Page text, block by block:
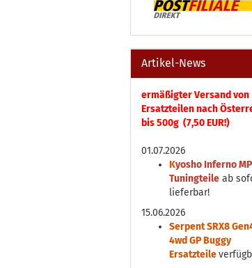
Artikel-News
ermäßigter Versand von
Ersatzteilen nach
bis 500g (7,50 EUR!)
01.07.2026
Kyosho Inferno
Tuningteile ab
lieferbar!
15.06.2026
Serpent SRX8
4wd GP Buggy
Ersatzteile